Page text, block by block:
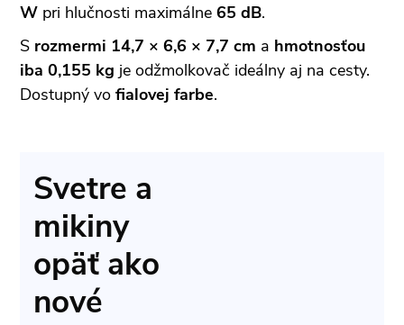
W pri hlučnosti maximálne 65 dB.
S rozmermi 14,7 × 6,6 × 7,7 cm a hmotnosťou
iba 0,155 kg je odžmolkovač ideálny aj na cesty.
Dostupný vo fialovej farbe.
Svetre a
mikiny
opäť ako
nové